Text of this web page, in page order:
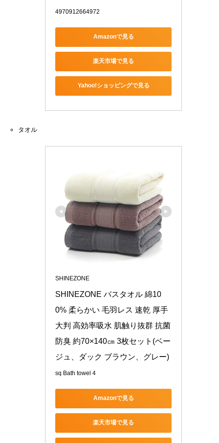
4970912664972
Amazonで見る
楽天市場で見る
Yahoo!ショッピングで見る
タオル
SHINEZONE
SHINEZONE バスタオル 綿10
0% 柔らかい 毛羽レス 速乾 厚手
大判 高効率吸水 肌触り抜群 抗菌
防臭 約70×140㎝ 3枚セット(ベー
ジュ、ダック ブラウン、グレー)
sq Bath towel 4
Amazonで見る
楽天市場で見る